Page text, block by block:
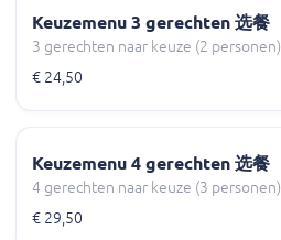
Keuzemenu 3 gerechten 选餐
3 gerechten naar keuze (2 personen)
€ 24,50
Keuzemenu 4 gerechten 选餐
4 gerechten naar keuze (3 personen)
€ 29,50